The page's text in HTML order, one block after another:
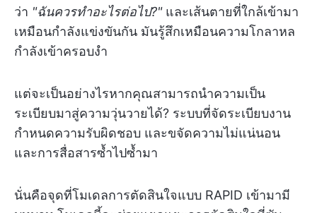
ว่า "ฉันควรทำอะไรต่อไป?"และเส้นตายที่ใกล้เข้ามา
เหมือนกำลังแข่งขันกัน มันรู้สึกเหมือนความโกลาหล
กำลังเข้าครอบงำ
แต่จะเป็นอย่างไรหากคุณสามารถนำความเป็น
ระเบียบมาสู่ความวุ่นวายได้? ระบบที่จัดระเบียบงาน
กำหนดความรับผิดชอบ และขจัดความไม่แน่นอน
และการสื่อสารซ้ำไปซ้ำมา
นั่นคือจุดที่โมเดลการตัดสินใจแบบ RAPID เข้ามามี